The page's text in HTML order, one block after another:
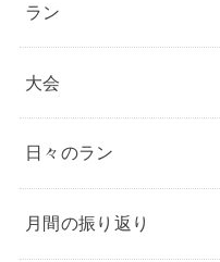
ラン
大会
日々のラン
月間の振り返り